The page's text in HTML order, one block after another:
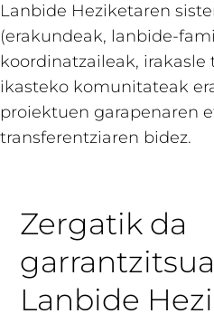
Lanbide Heziketaren
(erakundeak, lanbide-
koordinatzaileak,
ikasteko komunitateak
proiektuen garapenaren
transferentziaren bidez.
Zergatik da
Lanbide